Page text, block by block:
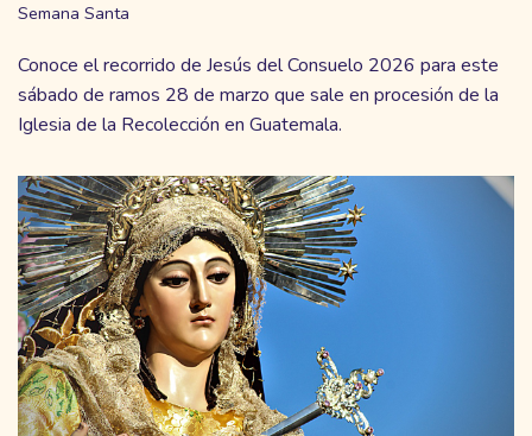
Semana Santa
Conoce el recorrido de Jesús del Consuelo 2026 para este
sábado de ramos 28 de marzo que sale en procesión de la
Iglesia de la Recolección en Guatemala.